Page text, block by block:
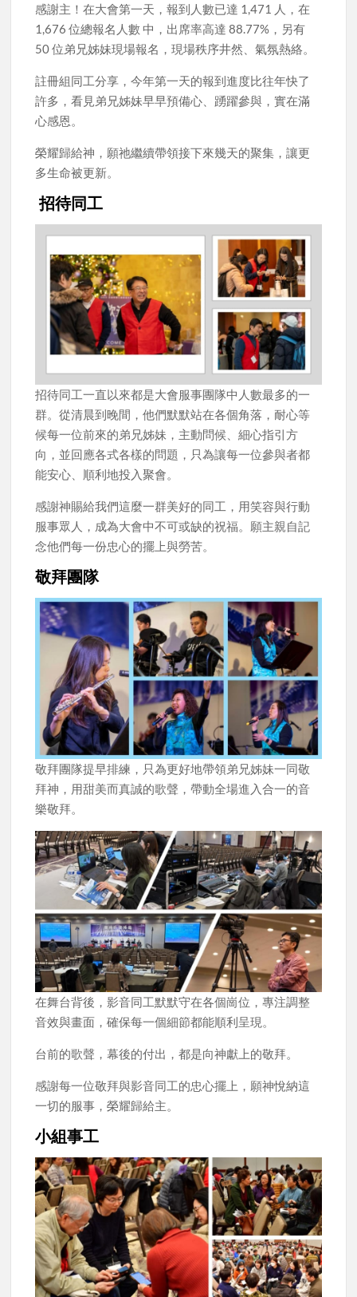
感謝主！在大會第一天，報到人數已達 1,471 人，在
1,676 位總報名人數 中，出席率高達 88.77%，另有
50 位弟兄姊妹現場報名，現場秩序井然、氣氛熱絡。
註冊組同工分享，今年第一天的報到進度比往年快了
許多，看見弟兄姊妹早早預備心、踴躍參與，實在滿
心感恩。
榮耀歸給神，願祂繼續帶領接下來幾天的聚集，讓更
多生命被更新。
招待同工
招待同工一直以來都是大會服事團隊中人數最多的一
群。從清晨到晚間，他們默默站在各個角落，耐心等
候每一位前來的弟兄姊妹，主動問候、細心指引方
向，並回應各式各樣的問題，只為讓每一位參與者都
能安心、順利地投入聚會。
感謝神賜給我們這麼一群美好的同工，用笑容與行動
服事眾人，成為大會中不可或缺的祝福。願主親自記
念他們每一份忠心的擺上與勞苦。
敬拜團隊
敬拜團隊提早排練，只為更好地帶領弟兄姊妹一同敬
拜神，用甜美而真誠的歌聲，帶動全場進入合一的音
樂敬拜。
在舞台背後，影音同工默默守在各個崗位，專注調整
音效與畫面，確保每一個細節都能順利呈現。
台前的歌聲，幕後的付出，都是向神獻上的敬拜。
感謝每一位敬拜與影音同工的忠心擺上，願神悅納這
一切的服事，榮耀歸給主。
小組事工